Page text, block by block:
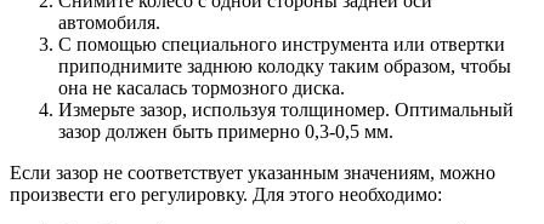
автомобиля.
С помощью специального инструмента или отвертки
приподнимите заднюю колодку таким образом, чтобы
она не касалась тормозного диска.
Измерьте зазор, используя толщиномер. Оптимальный
зазор должен быть примерно 0,3-0,5 мм.
Если зазор не соответствует указанным значениям, можно
произвести его регулировку. Для этого необходимо: